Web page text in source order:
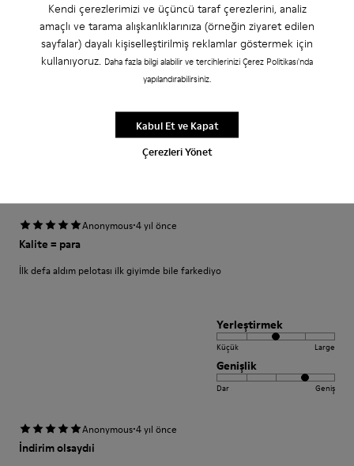
Kendi çerezlerimizi ve üçüncü taraf çerezlerini, analiz
amaçlı ve tarama alışkanlıklarınıza (örneğin ziyaret edilen
sayfalar) dayalı kişiselleştirilmiş reklamlar göstermek için
kullanıyoruz. Daha fazla bilgi alabilir ve tercihlerinizi Çerez Politikası'nda
yapılandırabilirsiniz.
Çerezleri Yönet
Kabul Et ve Kapat
Es ist mein dritter Pelotas-Schuh der perfekt sitzt und Halt bietet.
Allerdings: Das Schnürsenkel-System ist etwas gewöhnungsbedürftig.
Yorumu Çevir
Yerleştirmek
Anonymous·4 yıl önce
Kalite = para
İlk defa aldım pelotası ilk giyimde bile farkediyo
Yerleştirmek
Küçük Large
Genişlik
Dar Geniş
Anonymous·4 yıl önce
İndirim olsaydıi